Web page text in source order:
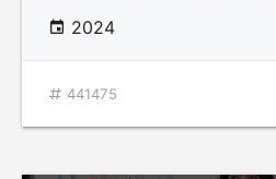
2024
441475